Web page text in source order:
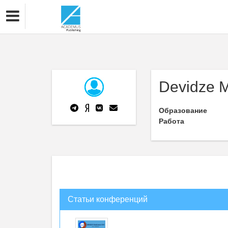
Devidze
Образование
Работа
Статьи конференций